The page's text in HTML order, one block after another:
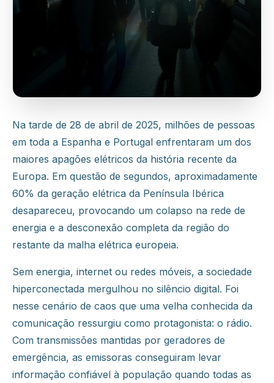
Na tarde de 28 de abril de 2025, milhões de pessoas
em toda a Espanha e Portugal enfrentaram um dos
maiores apagões elétricos da história recente da
Europa. Em questão de segundos, aproximadamente
60% da geração elétrica da Península Ibérica
desapareceu, provocando um colapso na rede de
energia e a desconexão completa da região do
restante da malha elétrica europeia.
Sem energia, internet ou redes móveis, a sociedade
hiperconectada mergulhou no silêncio digital. Foi
nesse cenário de caos que uma velha conhecida da
comunicação ressurgiu como protagonista: o rádio.
Com transmissões mantidas por geradores de
emergência, as emissoras conseguiram levar
informação confiável à população quando todas as